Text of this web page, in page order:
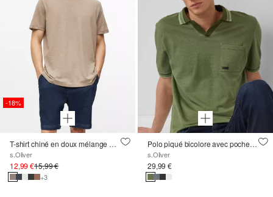
-18%
T-shirt chiné en doux mélange de coton
s.Oliver
12,99 €15,99 €
+3
Polo piqué bicolore avec poche poitrine
s.Oliver
29,99 €